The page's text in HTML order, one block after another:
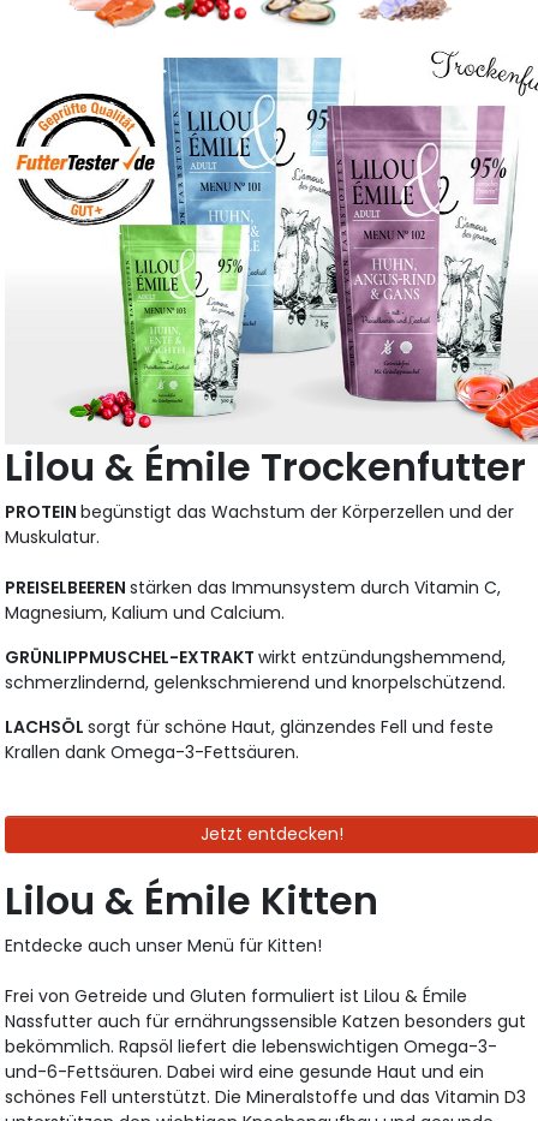
Lilou & Émile Trockenfutter
PROTEINbegünstigt das Wachstum der Körperzellen und der
Muskulatur.
PREISELBEERENstärken das Immunsystem durch Vitamin C,
Magnesium, Kalium und Calcium.
GRÜNLIPPMUSCHEL-EXTRAKTwirkt entzündungshemmend,
schmerzlindernd, gelenkschmierend und knorpelschützend.
LACHSÖLsorgt für schöne Haut, glänzendes Fell und feste
Krallen dank Omega-3-Fettsäuren.
Jetzt entdecken!
Lilou & Émile Kitten
Entdecke auch unser Menü für Kitten!
Frei von Getreide und Gluten formuliert ist Lilou & Émile
Nassfutter auch für ernährungssensible Katzen besonders gut
bekömmlich. Rapsöl liefert die lebenswichtigen Omega-3-
und-6-Fettsäuren. Dabei wird eine gesunde Haut und ein
schönes Fell unterstützt. Die Mineralstoffe und das Vitamin D3